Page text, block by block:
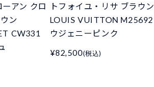
アン クロ
ン
CW331
トフォイユ・リサ ブラウン
LOUIS VUITTON M25692
ウジェニーピンク
¥82,500(税込)